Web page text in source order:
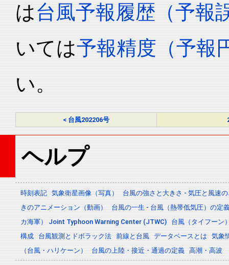
は台風予報履歴（予報
いては予報精度（予報
い。
< 台風202206号
ヘルプ
時刻表記 気象衛星画像（写真）
台風の強さと大きさ - 気圧と風速
きのアニメーション（動画）
台風の一生 - 台風（熱帯低気圧）の定
カ海軍） Joint Typhoon Warning Center (JTWC)
台風（タイフーン
構成
台風観測とドボラック法 前線と台風 データベースとは
気象
（台風・ハリケーン）
台風の上陸・接近・通過の定義 高潮・高波